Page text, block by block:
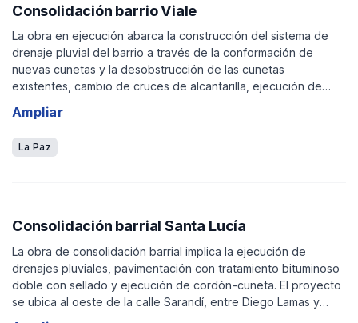
Consolidación barrio Viale
La obra en ejecución abarca la construcción del sistema de
drenaje pluvial del barrio a través de la conformación de
nuevas cunetas y la desobstrucción de las cunetas
existentes, cambio de cruces de alcantarilla, ejecución de
pluviales hacia el arroyo Las Piedras. Asimismo incluye la
pavimentación de todas las calles del barrio:
Ampliar
La Paz
Consolidación barrial Santa Lucía
La obra de consolidación barrial implica la ejecución de
drenajes pluviales, pavimentación con tratamiento bituminoso
doble con sellado y ejecución de cordón-cuneta. El proyecto
se ubica al oeste de la calle Sarandí, entre Diego Lamas y